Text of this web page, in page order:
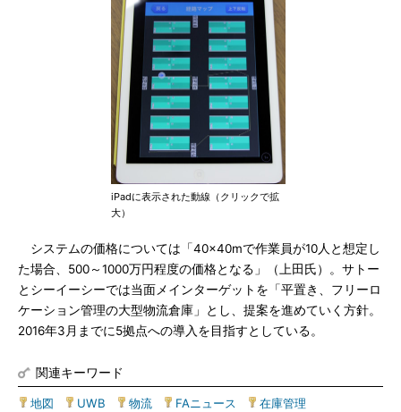
iPadに表示された動線（クリックで拡
大）
システムの価格については「40×40mで作業員が10人と想定し
た場合、500～1000万円程度の価格となる」（上田氏）。サトー
とシーイーシーでは当面メインターゲットを「平置き、フリーロ
ケーション管理の大型物流倉庫」とし、提案を進めていく方針。
2016年3月までに5拠点への導入を目指すとしている。
関連キーワード
地図 UWB 物流 FAニュース 在庫管理